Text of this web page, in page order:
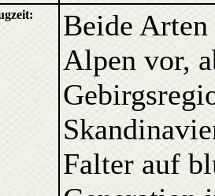
Beide
Alpen vor,
Falter auf